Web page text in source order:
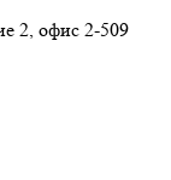
2, офис 2-509